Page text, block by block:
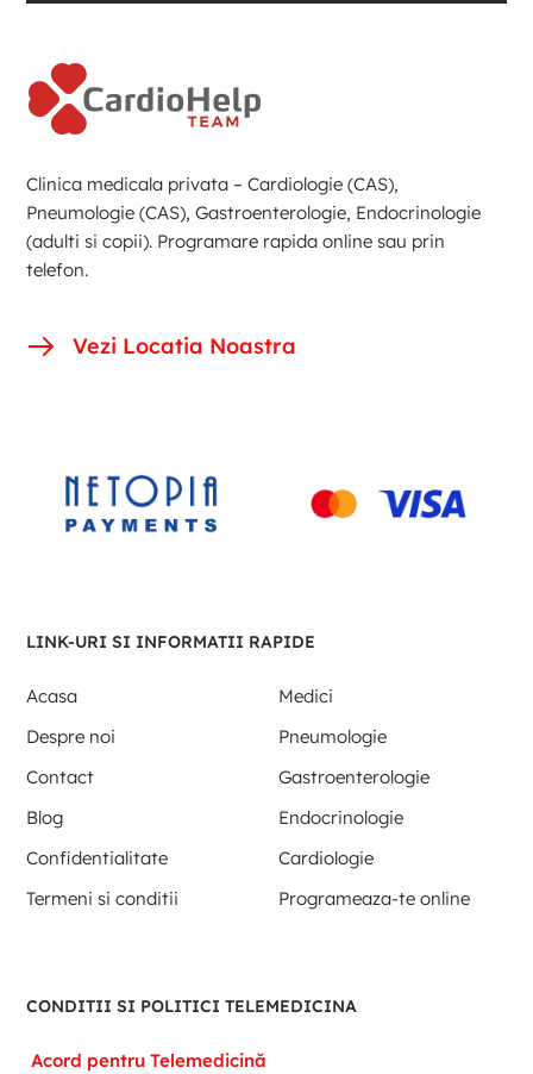
Clinica medicala privata – Cardiologie (CAS),
Pneumologie (CAS), Gastroenterologie, Endocrinologie
(adulti si copii). Programare rapida online sau prin
telefon.
Vezi Locatia Noastra
LINK-URI SI INFORMATII RAPIDE
Acasa
Medici
Despre noi
Pneumologie
Contact
Gastroenterologie
Blog
Endocrinologie
Confidentialitate
Cardiologie
Termeni si conditii
Programeaza-te online
CONDITII SI POLITICI TELEMEDICINA
Acord pentru Telemedicină